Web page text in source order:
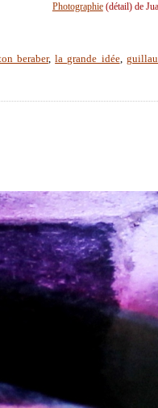
Photographie(détail) de
beraber,la grande idée,